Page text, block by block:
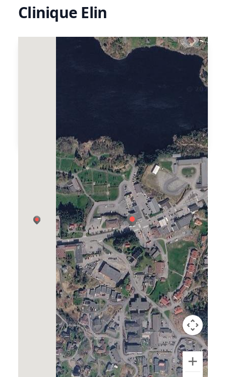
Clinique Elin
Clinique Elin er ein hud- og fotpleiesalong
som tilbyr det meste innen hud-, fot-, og
kroppspleie. Produkt frå Matis,
bareMinerals og Priori. Fotpleieprodukt frå
www.cliniqueelin.bestille.no
Google Maps
Kategoriar
Handel og service
Taggar / Nøkkelord
velvære
fotpleie